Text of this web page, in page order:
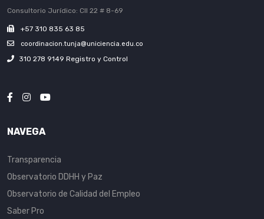
Consultorio Jurídico: Cll 22 # 8-69
+57 310 835 63 85
coordinacion.tunja@uniciencia.edu.co
310 278 9149 Registro y Control
NAVEGA
Transparencia
Observatorio DDHH y Paz
Observatorio de Calidad del Empleo
Saber Pro